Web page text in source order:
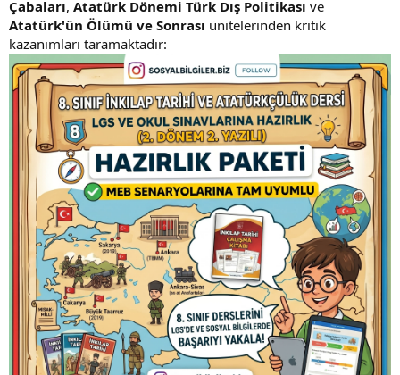
Çabaları, Atatürk Dönemi Türk Dış Politikası ve
Atatürk'ün Ölümü ve Sonrası ünitelerinden kritik
kazanımları taramaktadır: